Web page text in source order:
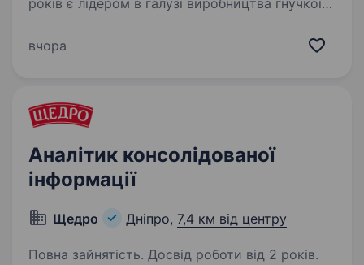
років є лідером в галузі виробництва гнучкої
етикетки, а також упаковки конус для
вчора
Аналітик консолідованої
інформації
Щедро Дніпро, 7,4 км від центру
Повна зайнятість. Досвід роботи від 2 років.